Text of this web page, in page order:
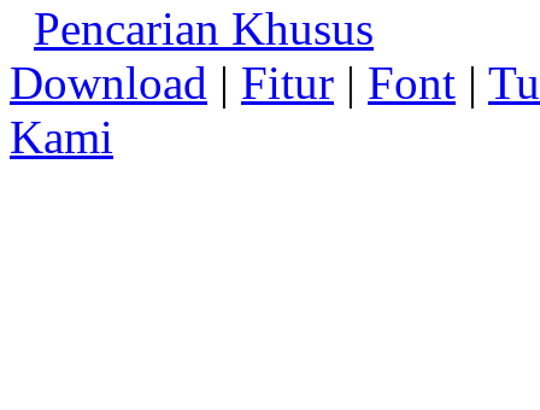
Pencarian Khusus
Download | Fitur | Font |
Kami